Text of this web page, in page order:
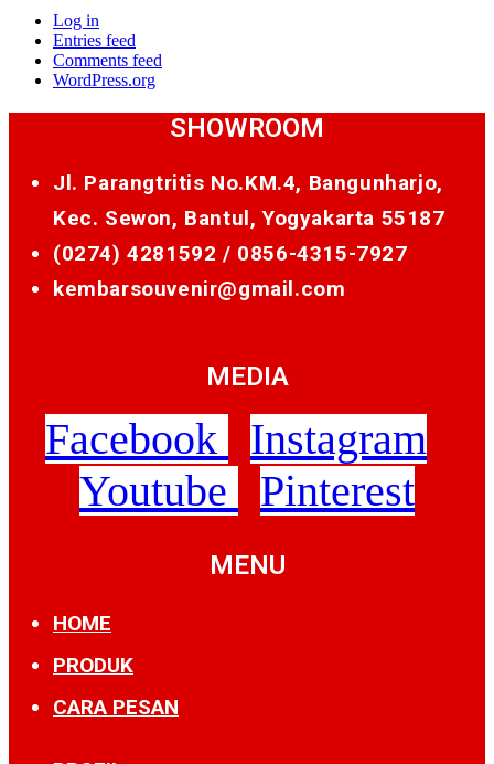
Log in
Entries feed
Comments feed
WordPress.org
SHOWROOM
Jl. Parangtritis No.KM.4, Bangunharjo,
Kec. Sewon, Bantul, Yogyakarta 55187
(0274) 4281592 / 0856-4315-7927
kembarsouvenir@gmail.com
MEDIA
Facebook
Instagram
Youtube
Pinterest
MENU
HOME
PRODUK
CARA PESAN